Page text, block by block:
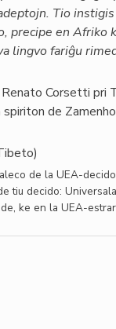
Tio
precipe en Afriko
lingvo fariĝu
Corsetti
de
de la UEA-
tiu decido:
ke en la UEA-